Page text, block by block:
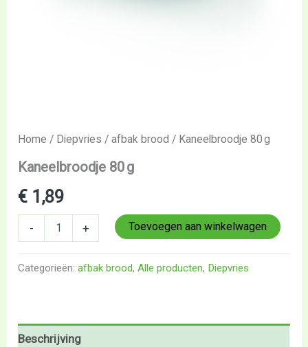
Home / Diepvries /afbak brood / Kaneelbroodje 80 g
Kaneelbroodje 80 g
€ 1,89
- + Toevoegen aan winkelwagen
Categorieën:afbak brood,Alle producten, Diepvries
Beschrijving